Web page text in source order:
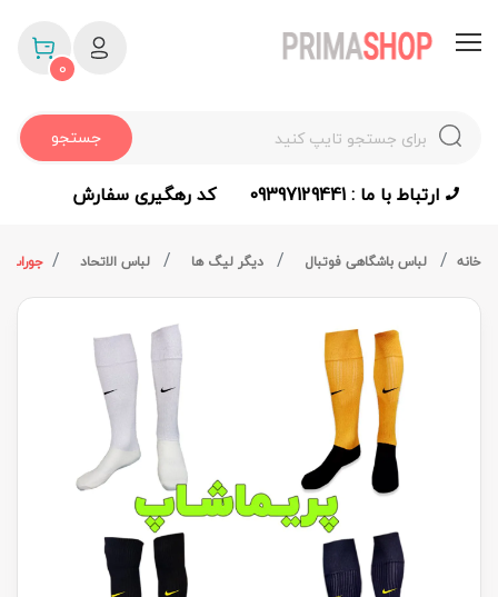
جستجو
0
ارتباط با ما : 09397129441 کد رهگیری سفارش
خانه لباس باشگاهی فوتبال دیگر لیگ ها لباس الاتحاد جوراب